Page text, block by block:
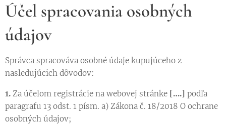
Účel spracovania osobných
údajov
Správca spracováva osobné údaje kupujúceho z
nasledujúcich dôvodov:
1. Za účelom registrácie na webovej stránke [….] podľa
paragrafu 13 odst. 1 písm. a) Zákona č. 18/2018 O ochrane
osobných údajov;